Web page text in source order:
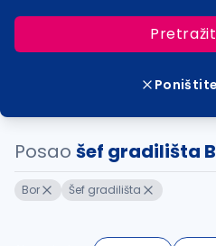
Posao šef gradilišta
Bor Šef gradilišta